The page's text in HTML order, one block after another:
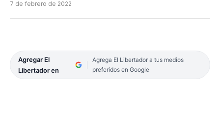
7 de febrero de 2022
Agregar El
Libertador en
Agrega El Libertador a tus medios
preferidos en Google